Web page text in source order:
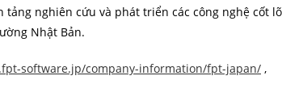
nghiên cứu và phát triển các công nghệ cốt
Nhật Bản.
software.jp/company-information/fpt-japan/ ,